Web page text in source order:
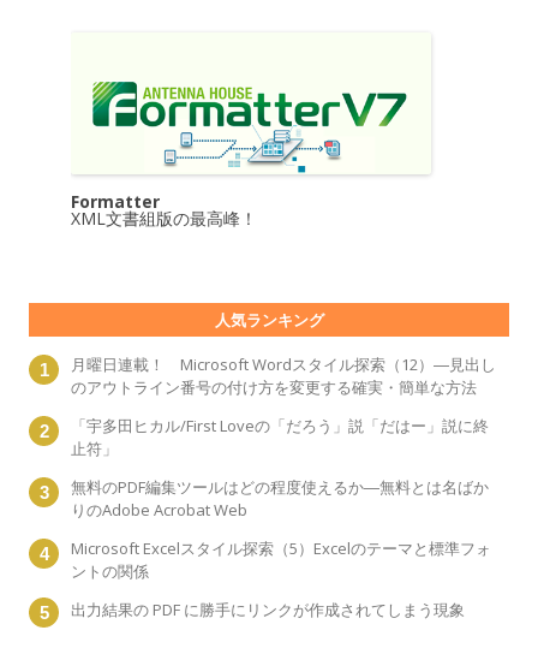
Formatter
XML文書組版の最高峰！
人気ランキング
月曜日連載！ Microsoft Wordスタイル探索（12）―見出し
のアウトライン番号の付け方を変更する確実・簡単な方法
「宇多田ヒカル/First Loveの「だろう」説「だはー」説に終
止符」
無料のPDF編集ツールはどの程度使えるか―無料とは名ばか
りのAdobe Acrobat Web
Microsoft Excelスタイル探索（5）Excelのテーマと標準フォ
ントの関係
出力結果の PDF に勝手にリンクが作成されてしまう現象